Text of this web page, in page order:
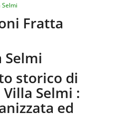
Selmi
Fratta
Selmi
storico di
Selmi :
ed